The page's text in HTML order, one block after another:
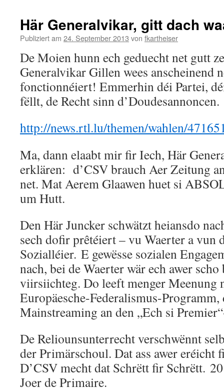
Här Generalvikar, gitt dach
Publiziert am 24. September 2013 von fkartheiser
De Moien hunn ech geduecht net gutt
Generalvikar Gillen wees anscheinend
fonctionnéiert! Emmerhin déi Partei,
fëllt, de Recht sinn d’Doudesannoncen.
http://news.rtl.lu/themen/wahlen/
Ma, dann elaabt mir fir Iech, Här
erklären: d’CSV brauch Aer Zeitung
net. Mat Aerem Glaawen huet si
um Hutt.
Den Här Juncker schwätzt heiansdo
sech dofir prêtéiert – vu Waerter a vun
Sozialléier. E gewësse sozialen
nach, bei de Waerter wär ech awer
viirsiichteg. Do leeft menger Meenung
Europäesche-Federalismus-Programm,
Mainstreaming an den „Ech si
De Reliounsunterrecht verschwënnt
der Primärschoul. Dat ass awer eréicht
D’CSV mecht dat Schrëtt fir Schrëtt.
Joer de Primaire.